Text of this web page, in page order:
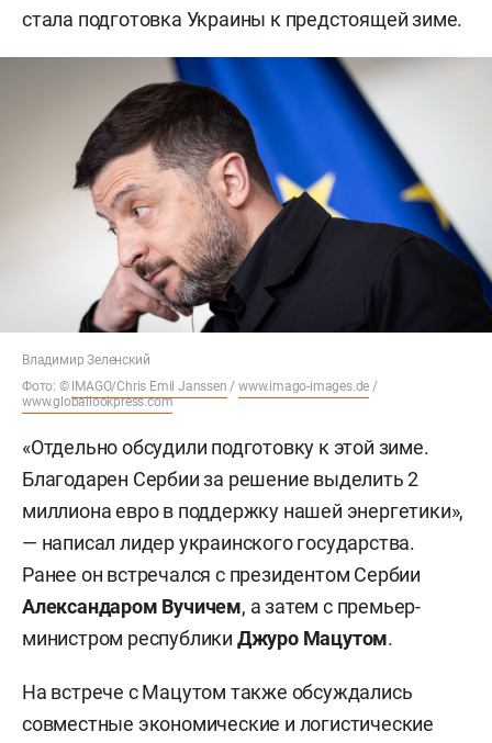
стала подготовка Украины к предстоящей зиме.
Владимир Зеленский
Фото: © IMAGO/Chris Emil Janssen /www.imago-images.de /
www.globallookpress.com
«Отдельно обсудили подготовку к этой зиме.
Благодарен Сербии за решение выделить 2
миллиона евро в поддержку нашей энергетики»,
— написал лидер украинского государства.
Ранее он встречался с президентом Сербии
Александаром Вучичем, а затем с премьер-
министром республики Джуро Мацутом.
На встрече с Мацутом также обсуждались
совместные экономические и логистические